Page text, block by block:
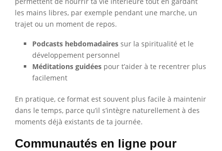
les mains libres, par exemple pendant une marche, un
trajet ou un moment de repos.
Podcasts hebdomadaires sur la spiritualité et le
développement personnel
Méditations guidées pour t’aider à te recentrer plus
facilement
En pratique, ce format est souvent plus facile à maintenir
dans le temps, parce qu’il s’intègre naturellement à des
moments déjà existants de ta journée.
Communautés en ligne pour